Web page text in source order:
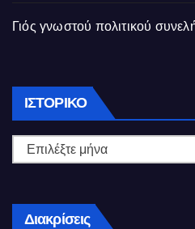
Γιός γνωστού πολιτικού
ΙΣΤΟΡΙΚΌ Ιστορικό
Διακρίσεις